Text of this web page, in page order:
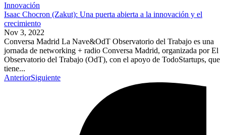
Innovación
Isaac Chocron (Zakut): Una puerta abierta a la innovación y el
crecimiento
Nov 3, 2022
Conversa Madrid La Nave&OdT Observatorio del Trabajo es una
jornada de networking + radio Conversa Madrid, organizada por El
Observatorio del Trabajo (OdT), con el apoyo de TodoStartups, que
tiene...
AnteriorSiguiente